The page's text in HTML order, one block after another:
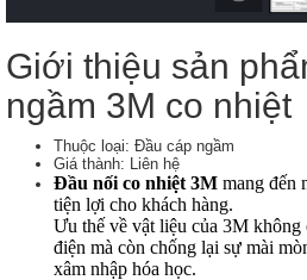
Giới thiệu sản
ngầm 3M co nhiệt
Thuộc loại: Đầu cáp ngầm
Giá thành: Liên hệ
Đầu nối co nhiệt 3M mang đến
tiện lợi cho khách hàng.
Ưu thế về vật liệu của 3M không
điện mà còn chống lại sự mài
xâm nhập hóa học.